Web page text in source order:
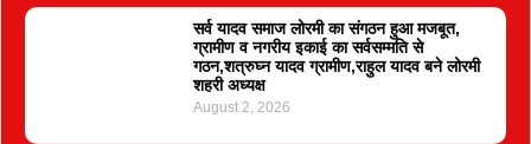
सर्व यादव समाज लोरमी का संगठन हुआ मजबूत,
ग्रामीण व नगरीय इकाई का सर्वसम्मति से
गठन,शत्रुघ्न यादव ग्रामीण,राहुल यादव बने लोरमी
शहरी अध्यक्ष
August 2, 2026